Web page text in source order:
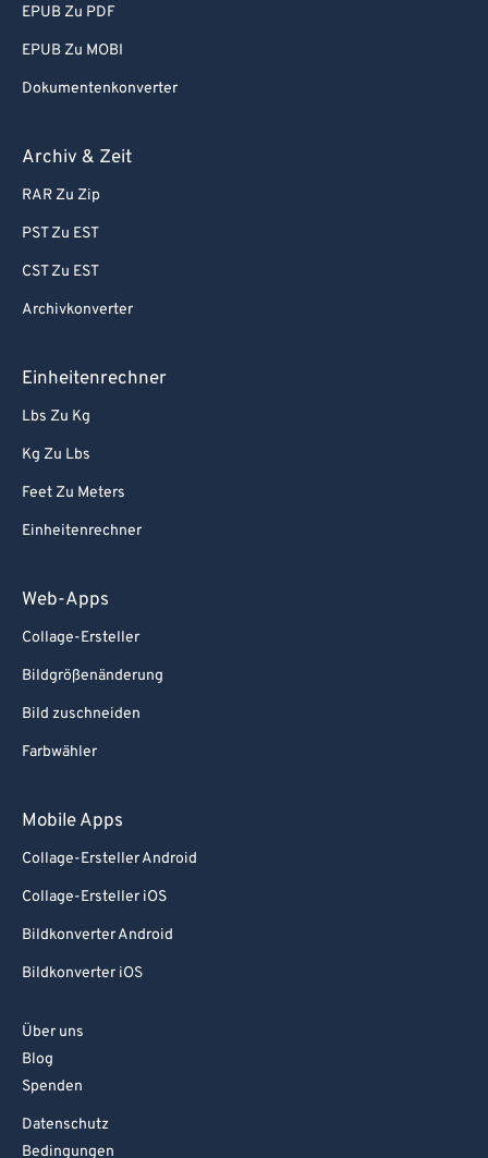
EPUB Zu PDF
EPUB Zu MOBI
Dokumentenkonverter
Archiv & Zeit
RAR Zu Zip
PST Zu EST
CST Zu EST
Archivkonverter
Einheitenrechner
Lbs Zu Kg
Kg Zu Lbs
Feet Zu Meters
Einheitenrechner
Web-Apps
Collage-Ersteller
Bildgrößenänderung
Bild zuschneiden
Farbwähler
Mobile Apps
Collage-Ersteller Android
Collage-Ersteller iOS
Bildkonverter Android
Bildkonverter iOS
Über uns
Blog
Spenden
Datenschutz
Bedingungen